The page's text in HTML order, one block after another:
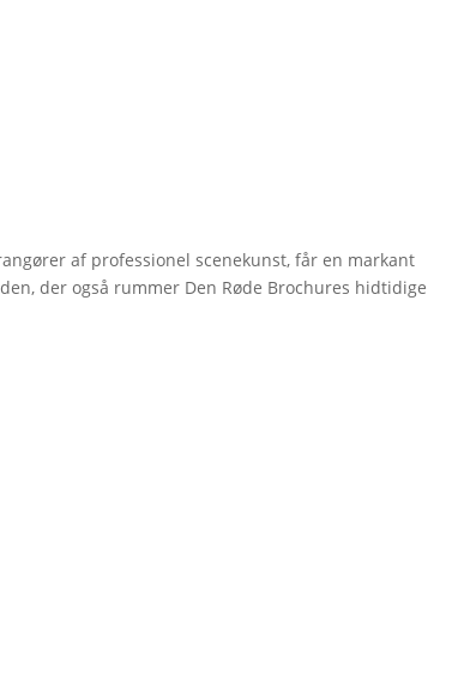
af professionel scenekunst, får en markant
der også rummer Den Røde Brochures hidtidige